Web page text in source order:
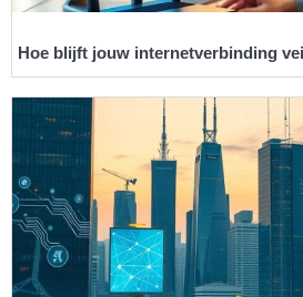
Hoe blijft jouw internetverbinding